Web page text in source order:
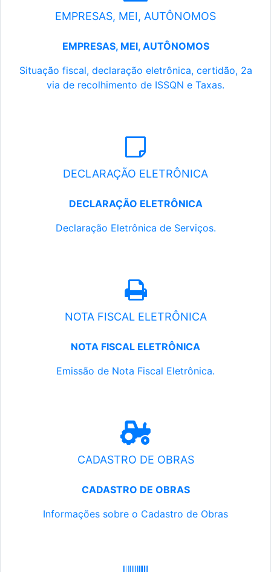
EMPRESAS, MEI, AUTÔNOMOS
EMPRESAS, MEI, AUTÔNOMOS
Situação fiscal, declaração eletrônica, certidão, 2a
via de recolhimento de ISSQN e Taxas.
DECLARAÇÃO ELETRÔNICA
DECLARAÇÃO ELETRÔNICA
Declaração Eletrônica de Serviços.
NOTA FISCAL ELETRÔNICA
NOTA FISCAL ELETRÔNICA
Emissão de Nota Fiscal Eletrônica.
CADASTRO DE OBRAS
CADASTRO DE OBRAS
Informações sobre o Cadastro de Obras